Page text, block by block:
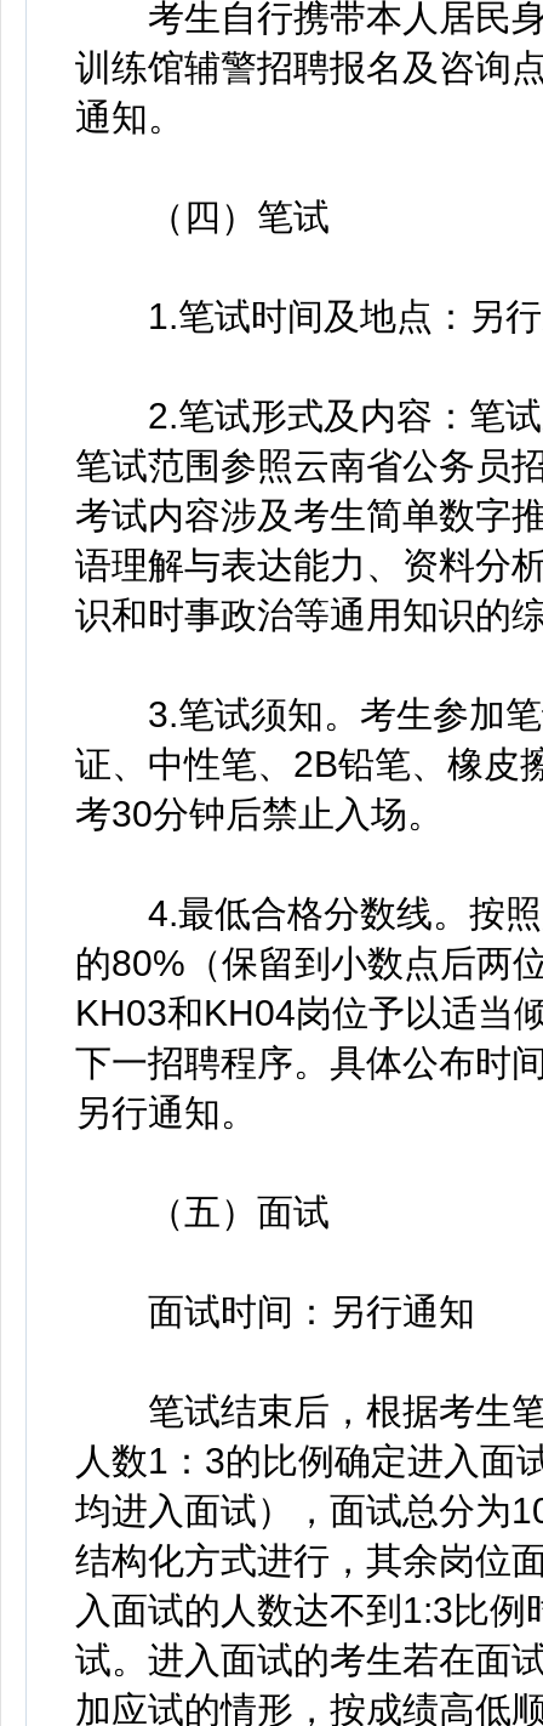
考生自行携带本人居民身
训练馆辅警招聘报名及咨询
通知。
（四）笔试
1.笔试时间及地点：另行
2.笔试形式及内容：笔试
笔试范围参照云南省公务员
考试内容涉及考生简单数字
语理解与表达能力、资料分
识和时事政治等通用知识的
3.笔试须知。考生参加笔
证、中性笔、2B铅笔、橡皮
考30分钟后禁止入场。
4.最低合格分数线。按照
的80%（保留到小数点后两
KH03和KH04岗位予以适当
下一招聘程序。具体公布时
另行通知。
（五）面试
面试时间：另行通知
笔试结束后，根据考生笔
人数1：3的比例确定进入面
均进入面试），面试总分为
结构化方式进行，其余岗位
入面试的人数达不到1:3比
试。进入面试的考生若在面
加应试的情形，按成绩高低